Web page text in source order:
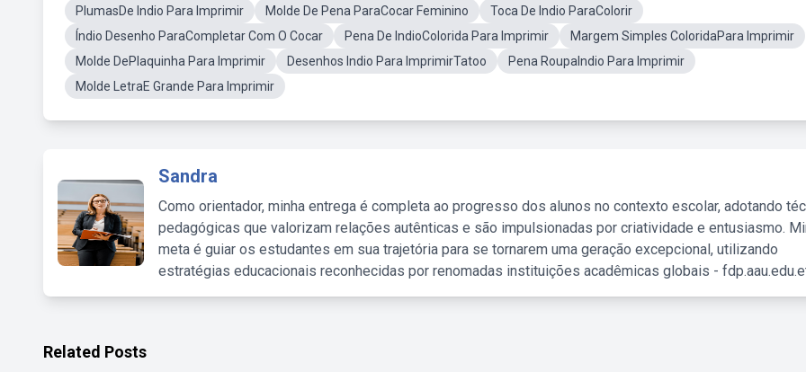
PlumasDe Indio Para Imprimir
Molde De Pena ParaCocar Feminino
Toca De Indio ParaColorir
Índio Desenho ParaCompletar Com O Cocar
Pena De IndioColorida Para Imprimir
Margem Simples ColoridaPara Imprimir
Molde DePlaquinha Para Imprimir
Desenhos Indio Para ImprimirTatoo
Pena RoupaIndio Para Imprimir
Molde LetraE Grande Para Imprimir
Sandra
Como orientador, minha entrega é completa ao progresso dos alunos no contexto escolar, adotando
pedagógicas que valorizam relações autênticas e são impulsionadas por criatividade e entusiasmo.
meta é guiar os estudantes em sua trajetória para se tornarem uma geração excepcional, utilizando
estratégias educacionais reconhecidas por renomadas instituições acadêmicas globais -
Related Posts